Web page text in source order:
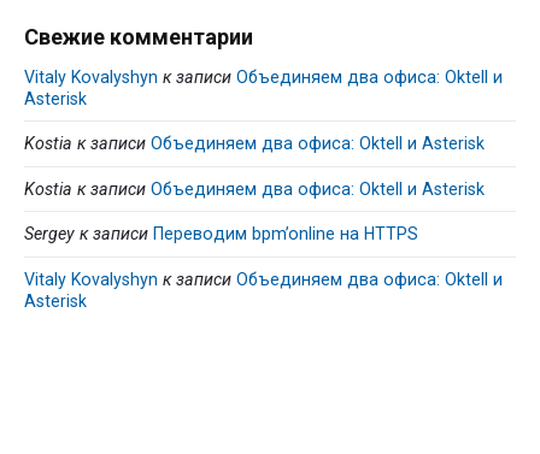
Свежие комментарии
Vitaly Kovalyshyn к записи Объединяем два офиса: Oktell и
Asterisk
Kostia к записи Объединяем два офиса: Oktell и Asterisk
Kostia к записи Объединяем два офиса: Oktell и Asterisk
Sergey к записи Переводим bpm’online на HTTPS
Vitaly Kovalyshyn к записи Объединяем два офиса: Oktell и
Asterisk